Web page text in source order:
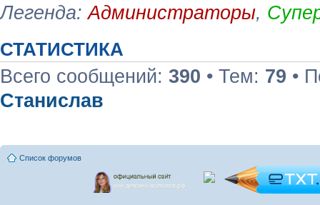
Легенда:Администраторы,
СТАТИСТИКА
Всего сообщений: 390 • Тем: 79 •
Станислав
Список форумов